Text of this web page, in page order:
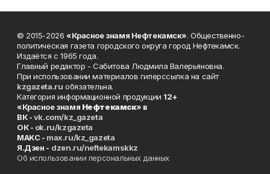
© 2015-2026 «Красное знамя Нефтекамск». Общественно-
политическая газета городского округа город Нефтекамск.
Издаётся с 1965 года.
Главный редактор - Сабитова Людмила Валерьяновна.
При использовании материалов гиперссылка на сайт
kzgazeta.ru обязательна.
Категория информационной продукции 12+
«Красное знамя Нефтекамск» в
ВК -vk.com/kz_gazeta
ОК - ok.ru/kzgazeta
MAKC - max.ru/kz_gazeta
Я.Дзен - dzen.ru/neftekamskkz
Об использовании персональных данных